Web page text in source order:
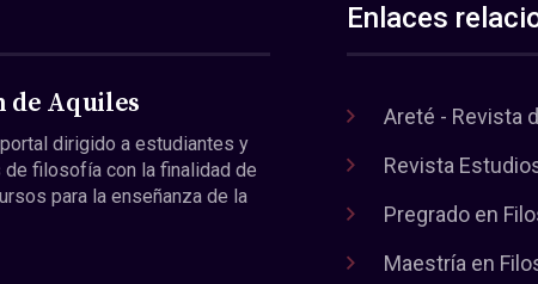
de Aquiles
dirigido a estudiantes y
filosofía con la finalidad de
para la enseñanza de la
Enlaces
Areté - Revista
Revista
Pregrado en
Maestría en